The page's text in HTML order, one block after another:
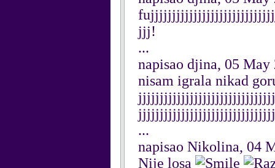
jjj!
...
napisao djina, 05 May
nisam igrala
...
napisao Nikolina, 04
Nije losa